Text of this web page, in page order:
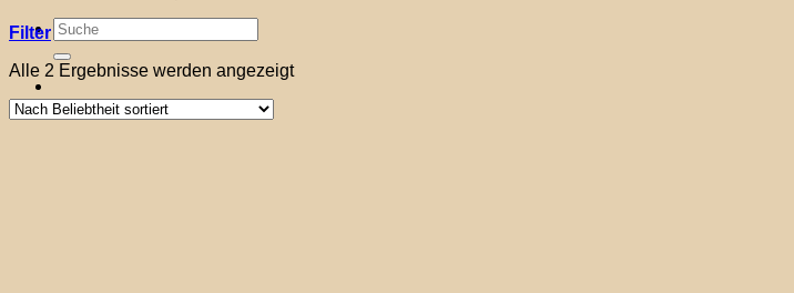
Suche
nach:
Filter
Alle 2 Ergebnisse werden angezeigtNach